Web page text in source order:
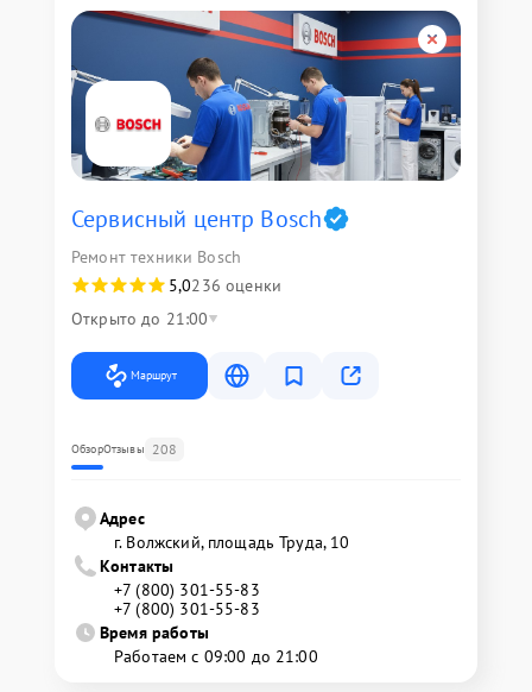
Сервисный центр Bosch
Ремонт техники Bosch
5,0236 оценки
Открыто до 21:00
Маршрут
ОбзорОтзывы 208
Адрес
г. Волжский, площадь Труда, 10
Контакты
+7 (800) 301-55-83
+7 (800) 301-55-83
Время работы
Работаем с 09:00 до 21:00